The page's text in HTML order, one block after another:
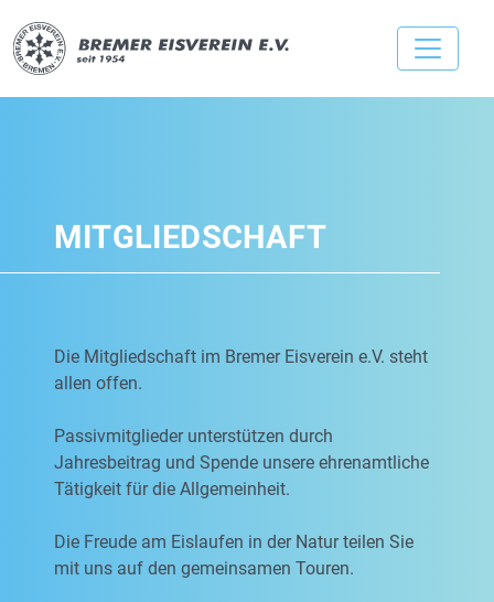
MITGLIEDSCHAFT
Die Mitgliedschaft im Bremer Eisverein e.V. steht
allen offen.
Passivmitglieder unterstützen durch
Jahresbeitrag und Spende unsere ehrenamtliche
Tätigkeit für die Allgemeinheit.
Die Freude am Eislaufen in der Natur teilen Sie
mit uns auf den gemeinsamen Touren.